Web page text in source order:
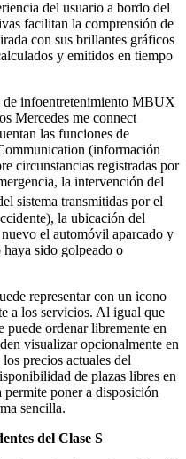
del usuario a bordo del
facilitan la comprensión de
con sus brillantes gráficos
y emitidos en tiempo
de infoentretenimiento MBUX
Mercedes me connect
las funciones de
(información
circunstancias registradas por
la intervención del
sistema transmitidas por el
la ubicación del
el automóvil aparcado y
haya sido golpeado o
representar con un icono
a los servicios. Al igual que
puede ordenar libremente en
visualizar opcionalmente en
precios actuales del
de plazas libres en
poner a disposición
sencilla.
del Clase S